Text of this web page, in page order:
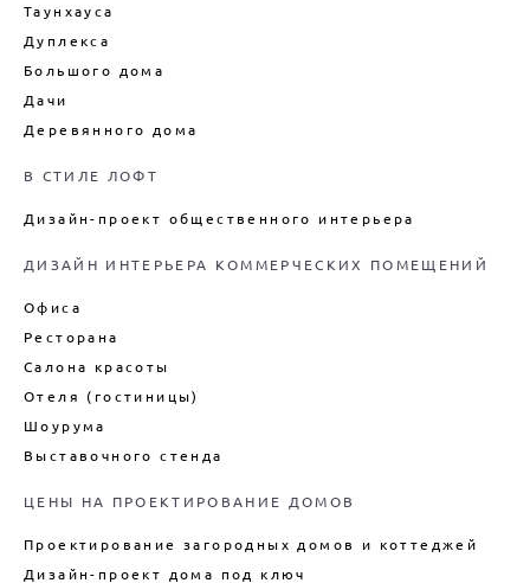
Таунхауса
Дуплекса
Большого дома
Дачи
Деревянного дома
В СТИЛЕ ЛОФТ
Дизайн-проект общественного интерьера
ДИЗАЙН ИНТЕРЬЕРА КОММЕРЧЕСКИХ ПОМЕЩЕНИЙ
Офиса
Ресторана
Салона красоты
Отеля (гостиницы)
Шоурума
Выставочного стенда
ЦЕНЫ НА ПРОЕКТИРОВАНИЕ ДОМОВ
Проектирование загородных домов и коттеджей
Дизайн-проект дома под ключ